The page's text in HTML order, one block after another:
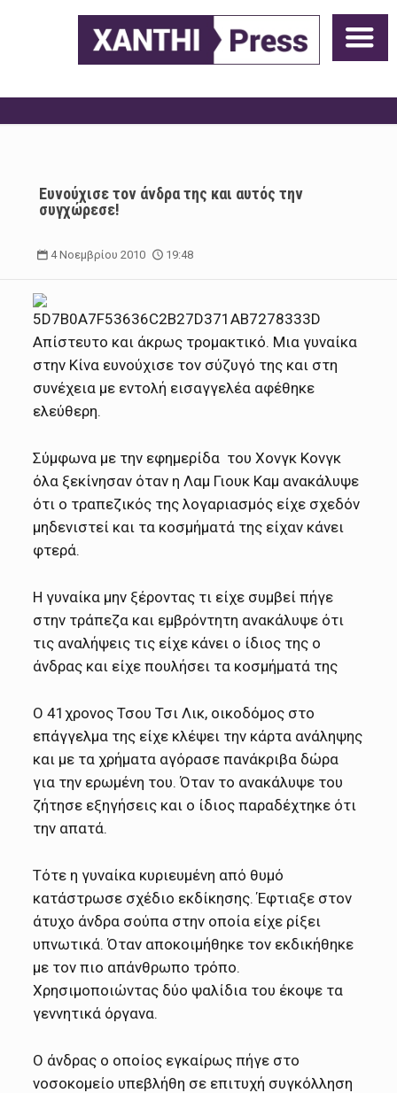
Ευνούχισε τον άνδρα της και αυτός την
συγχώρεσε!
4 Νοεμβρίου 2010 19:48
Απίστευτο και άκρως τρομακτικό. Μια γυναίκα
στην Κίνα ευνούχισε τον σύζυγό της και στη
συνέχεια με εντολή εισαγγελέα αφέθηκε
ελεύθερη.
Σύμφωνα με την εφημερίδα του Χονγκ Κονγκ
όλα ξεκίνησαν όταν η Λαμ Γιουκ Καμ ανακάλυψε
ότι ο τραπεζικός της λογαριασμός είχε σχεδόν
μηδενιστεί και τα κοσμήματά της είχαν κάνει
φτερά.
Η γυναίκα μην ξέροντας τι είχε συμβεί πήγε
στην τράπεζα και εμβρόντητη ανακάλυψε ότι
τις αναλήψεις τις είχε κάνει ο ίδιος της ο
άνδρας και είχε πουλήσει τα κοσμήματά της
Ο 41χρονος Τσου Τσι Λικ, οικοδόμος στο
επάγγελμα της είχε κλέψει την κάρτα ανάληψης
και με τα χρήματα αγόρασε πανάκριβα δώρα
για την ερωμένη του. Όταν το ανακάλυψε του
ζήτησε εξηγήσεις και ο ίδιος παραδέχτηκε ότι
την απατά.
Τότε η γυναίκα κυριευμένη από θυμό
κατάστρωσε σχέδιο εκδίκησης. Έφτιαξε στον
άτυχο άνδρα σούπα στην οποία είχε ρίξει
υπνωτικά. Όταν αποκοιμήθηκε τον εκδικήθηκε
με τον πιο απάνθρωπο τρόπο.
Χρησιμοποιώντας δύο ψαλίδια του έκοψε τα
γεννητικά όργανα.
Ο άνδρας ο οποίος εγκαίρως πήγε στο
νοσοκομείο υπεβλήθη σε επιτυχή συγκόλληση